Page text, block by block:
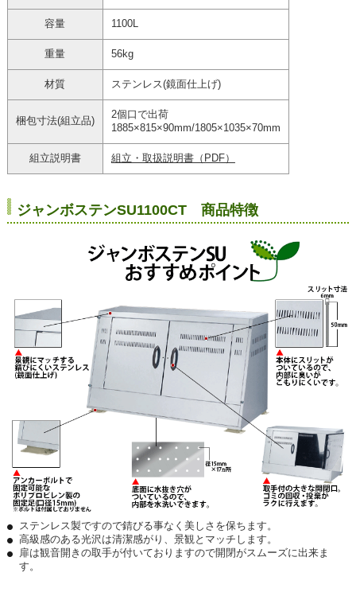
容量 1100L
重量 56kg
材質 ステンレス(鏡面仕上げ)
梱包寸法(組立品)
2個口で出荷
1885×815×90mm/1805×1035×70mm
組立説明書 組立・取扱説明書（PDF）
ジャンボステンSU1100CT 商品特徴
ステンレス製ですので錆びる事なく美しさを保ちます。
高級感のある光沢は清潔感がり、景観とマッチします。
扉は観音開きの取手が付いておりますので開閉がスムーズに出来ま
す。